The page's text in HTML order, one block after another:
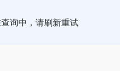
询中，请刷新重试